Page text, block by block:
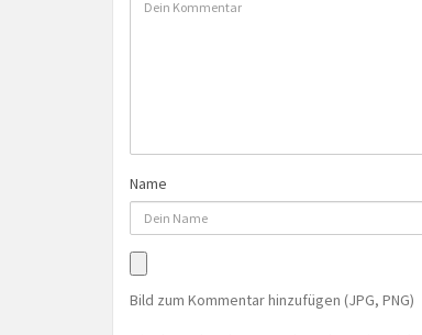
Name
Bild zum Kommentar hinzufügen (JPG, PNG)